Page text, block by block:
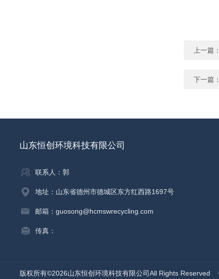
上一篇
下一篇
山东恒创环境科技有限公司
联系人：郭
地址：山东省德州市德城区东方红西路1697号
邮箱：guosong@hcmswrecycling.com
传真：
版权所有©2026山东恒创环境科技有限公司All Rights Reserved